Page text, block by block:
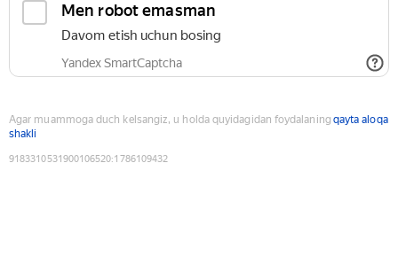
Men robot emasman
Davom etish uchun bosing
Yandex SmartCaptcha
Agar muammoga duch kelsangiz, u holda quyidagidan foydalaning qayta aloqa
shakli
9183310531900106520:1786109432